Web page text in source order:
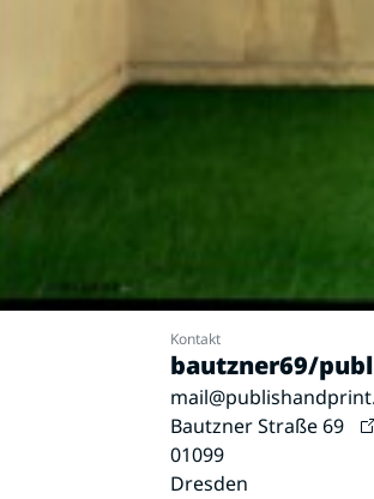
Kontakt
bautzner69/
Bautzner Straße 69
01099
Dresden